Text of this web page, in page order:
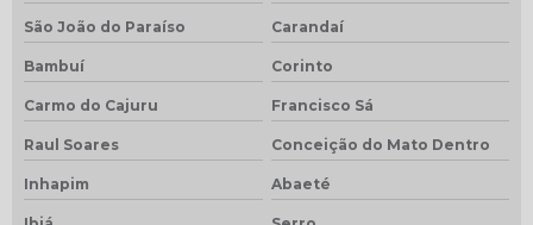
São João do Paraíso Carandaí
Bambuí Corinto
Carmo do Cajuru Francisco Sá
Raul Soares Conceição do Mato Dentro
Inhapim Abaeté